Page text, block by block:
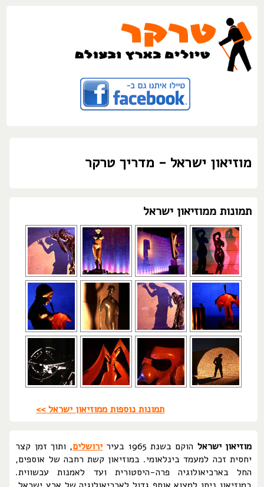
מוזיאון ישראל - מדריך טרקר
תמונות ממוזיאון ישראל
תמונות נוספות ממוזיאון ישראל >>
מוזיאון ישראל הוקם בשנת 1965 בעיר ירושלים, ותוך זמן קצר
יחסית זכה למעמד בינלאומי. במוזיאון קשת רחבה של אוספים,
החל בארכיאולוגיה פרה-היסטורית ועד לאמנות עכשווית.